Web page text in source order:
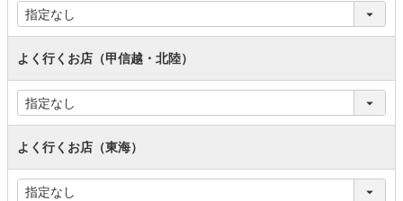
よく行くお店（甲信越・北陸）
よく行くお店（東海）